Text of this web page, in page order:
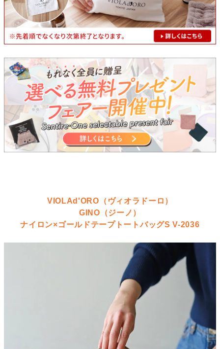
VIOLAd'ORO（ヴィオラドーロ）
GINO（ジーノ）
ナイロン×ゴールドテープトートバッグS V-2036